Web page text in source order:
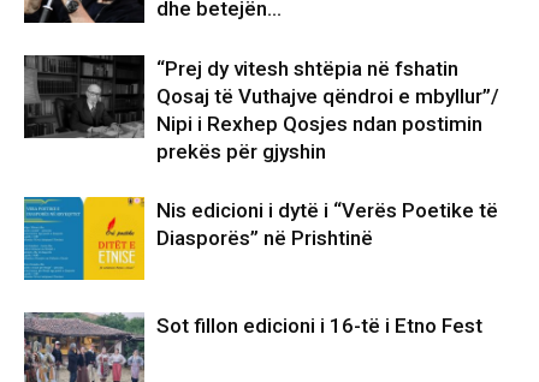
dhe betejën…
“Prej dy vitesh shtëpia në fshatin
Qosaj të Vuthajve qëndroi e mbyllur”/
Nipi i Rexhep Qosjes ndan postimin
prekës për gjyshin
Nis edicioni i dytë i “Verës Poetike të
Diasporës” në Prishtinë
Sot fillon edicioni i 16-të i Etno Fest